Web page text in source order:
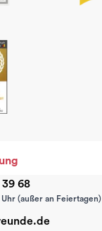
39 68
(außer an Feiertagen)